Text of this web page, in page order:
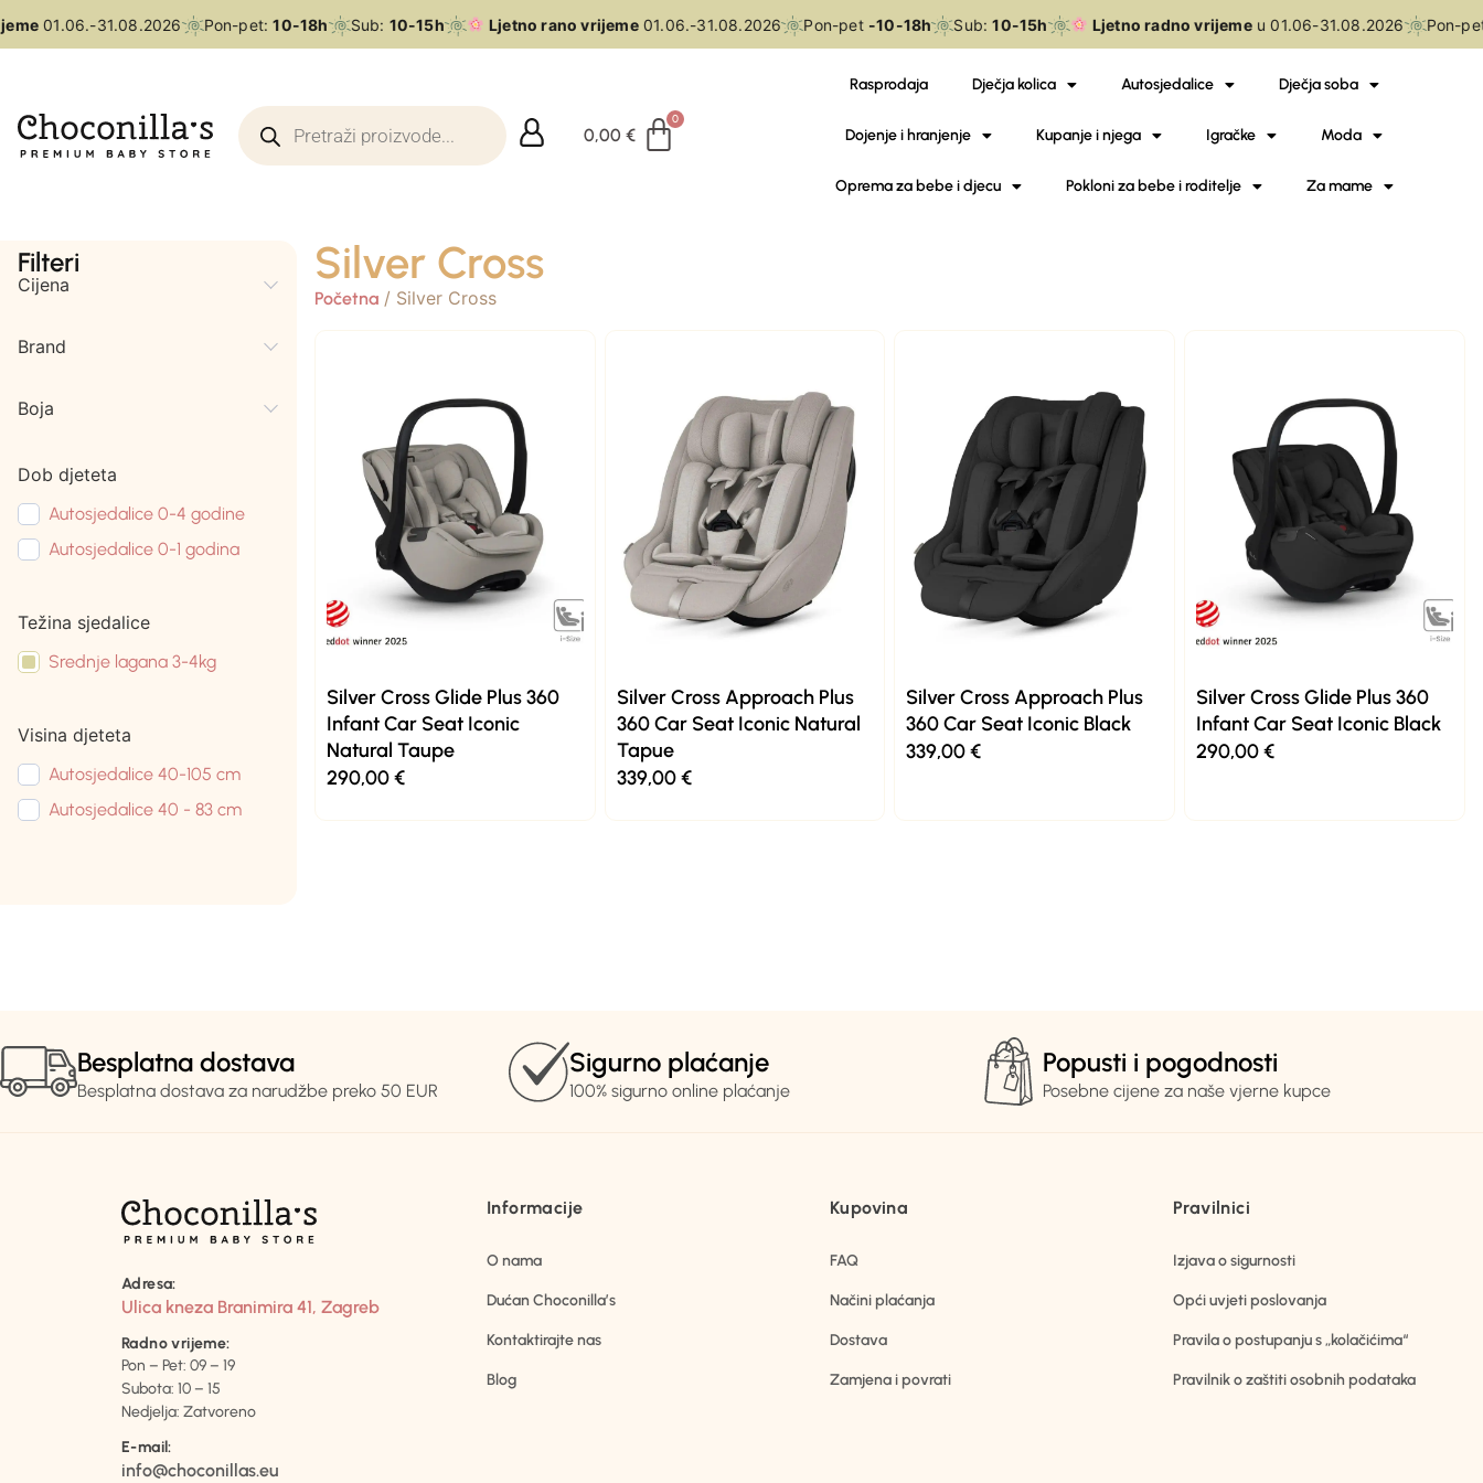
01.06.-31.08.2026 Pon-pet:10-18h Sub:10-15h Ljetno rano vrijeme01.06.-31.08.2026 Pon-pet-10-18h Sub:10-15h Ljetno radno vrijemeu 01.06-31.08.2026 Pon-pet
0,00€
Rasprodaja Dječja kolica Autosjedalice Dječja soba
Dojenje i hranjenje Kupanje i njega Igračke Moda
Oprema za bebe i djecu Pokloni za bebe i roditelje Za mame
Filteri
Cijena
Brand
Boja
Dob djeteta
Autosjedalice 0-4 godine
Autosjedalice 0-1 godina
Težina sjedalice
Srednje lagana 3-4kg
Visina djeteta
Autosjedalice 40-105 cm
Autosjedalice 40 - 83 cm
Silver Cross
Početna/ Silver Cross
Silver Cross Glide Plus 360
Infant Car Seat Iconic
Natural Taupe
290,00€
Silver Cross Approach Plus
360 Car Seat Iconic Natural
Tapue
339,00€
Silver Cross Approach Plus
360 Car Seat Iconic Black
339,00€
Silver Cross Glide Plus 360
Infant Car Seat Iconic Black
290,00€
Besplatna dostava
Besplatna dostava za narudžbe preko 50 EUR
Sigurno plaćanje
100% sigurno online plaćanje
Popusti i pogodnosti
Posebne cijene za naše vjerne kupce
Adresa:
Ulica kneza Branimira 41, Zagreb
Radno vrijeme:
Pon – Pet: 09 – 19
Subota: 10 – 15
Nedjelja: Zatvoreno
E-mail:
info@choconillas.eu
Informacije
O nama
Dućan Choconilla’s
Kontaktirajte nas
Blog
Kupovina
FAQ
Načini plaćanja
Dostava
Zamjena i povrati
Pravilnici
Izjava o sigurnosti
Opći uvjeti poslovanja
Pravila o postupanju s „kolačićima“
Pravilnik o zaštiti osobnih podataka